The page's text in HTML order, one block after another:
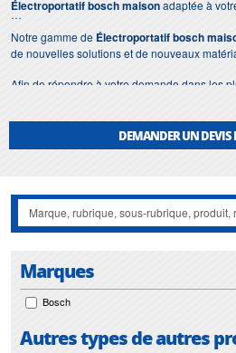
Électroportatif bosch maisonadaptée à
Notre gamme de Électroportatif bosch
de nouvelles solutions et de nouveaux
Afin de répondre à votre demande dans les
Motralecmet également à votre disposition
Nos interventions sur toute l'Ile de France
contraintes sont un gage d'efficacité, et
de vos installations deÉlectroportatif bosch
DEMANDER UN DEVIS
Marques
Bosch
Autres types de autres